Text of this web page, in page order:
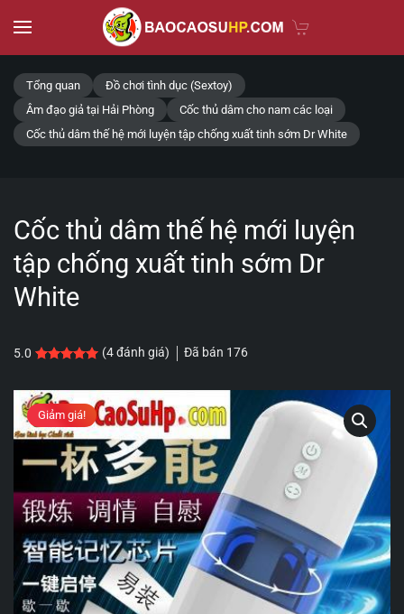
Skip to main content
Tổng quan
Đồ chơi tình dục (Sextoy)
Âm đạo giả tại Hải Phòng
Cốc thủ dâm cho nam các loại
Cốc thủ dâm thế hệ mới luyện tập chống xuất tinh sớm Dr White
Cốc thủ dâm thế hệ mới luyện
tập chống xuất tinh sớm Dr
White
5.0 5.0 trên 5 dựa trên
4 đánh giá
(4đánh giá) Đã bán 176
Giảm giá!